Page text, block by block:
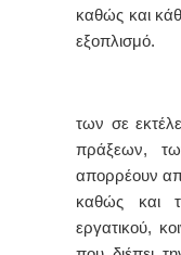
καθώς και
εξοπλισμό.
των σε
πράξεων,
απορρέουν
καθώς και
εργατικού,